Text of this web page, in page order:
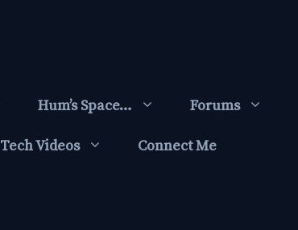
Hum’s Space… Forums
Tech Videos Connect Me